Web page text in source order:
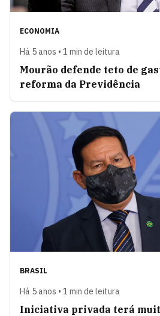
ECONOMIA
Há 5 anos • 1 min de leitura
Mourão defende teto de
reforma da Previdência
BRASIL
Há 5 anos • 1 min de leitura
Iniciativa privada terá